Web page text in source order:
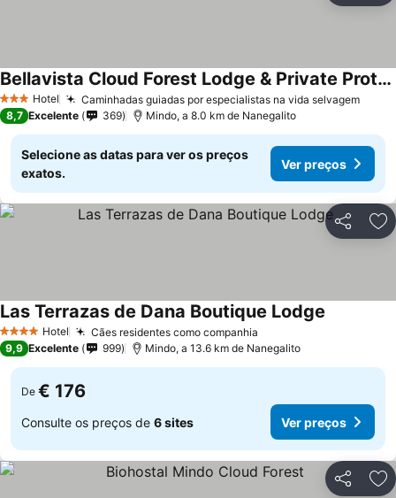
3 EstrelasHotel Caminhadas guiadas por especialistas na vida selvagem
Bellavista Cloud Forest Lodge & Private Protected Area
8,7 Excelente 369 Mindo, a 8.0 km de Nanegalito
Selecione as datas para ver os preços
exatos.
Ver preços
Partilhar
4 EstrelasHotel Cães residentes como companhia
Las Terrazas de Dana Boutique Lodge
9,9 Excelente 999 Mindo, a 13.6 km de Nanegalito
De € 176
Consulte os preços de 6 sites Ver preços
Partilhar